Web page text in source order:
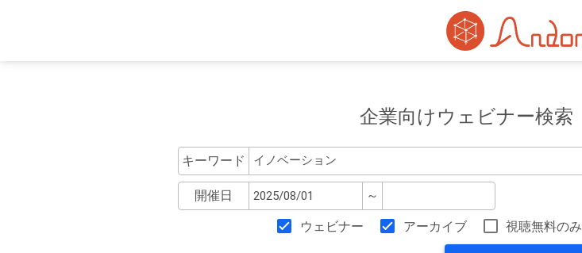
企業向けウェビナー検索
キーワード
開催日 ～
ウェビナー アーカイブ 視聴無料のみ